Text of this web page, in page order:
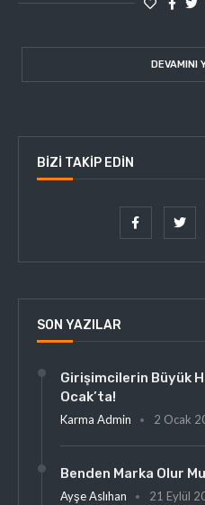
DEVAMINI
BIZI TAKIP EDIN
SON YAZILAR
Girişimcilerin Büyük
Ocak’ta!
Karma Admin 2 Ocak
Benden Marka Olur
Ayşe Aslıhan 21 Eylül